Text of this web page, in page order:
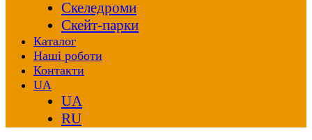
Скеледроми
Скейт-парки
Каталог
Наші роботи
Контакти
UA
UA
RU